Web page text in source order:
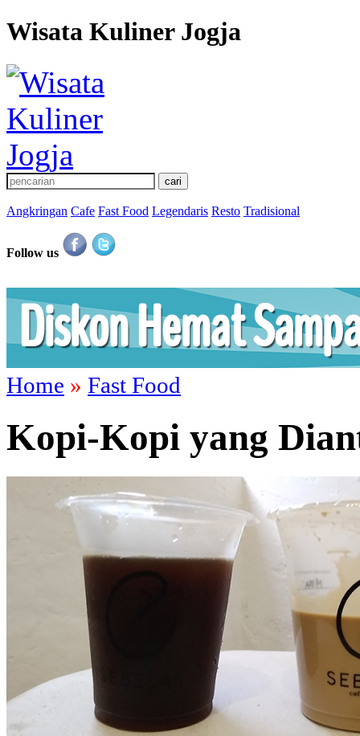
Wisata Kuliner Jogja
Angkringan Cafe Fast Food Legendaris Resto Tradisional
Follow us
Home » Fast Food
Kopi-Kopi yang